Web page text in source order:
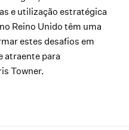
e utilização estratégica
Reino Unido têm uma
estes desafios em
atraente para
Towner.